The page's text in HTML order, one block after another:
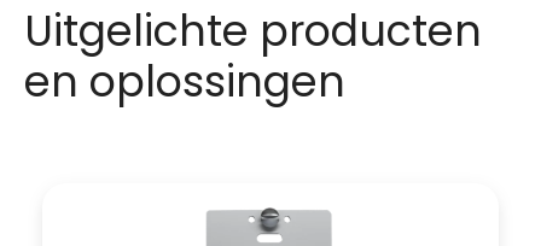
Uitgelichte producten
en oplossingen